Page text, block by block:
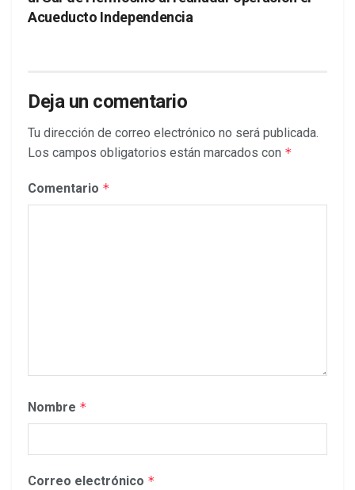
Acueducto Independencia
Deja un comentario
Tu dirección de correo electrónico no será publicada.
Los campos obligatorios están marcados con *
Comentario *
Nombre *
Correo electrónico *